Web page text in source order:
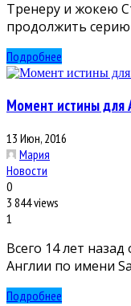
Тренеру и жокею
продолжить
Подробнее
Момент истины для
13 Июн, 2016
Мария
Новости
0
3 844 views
1
Всего 14 лет
Англии по имени
Подробнее